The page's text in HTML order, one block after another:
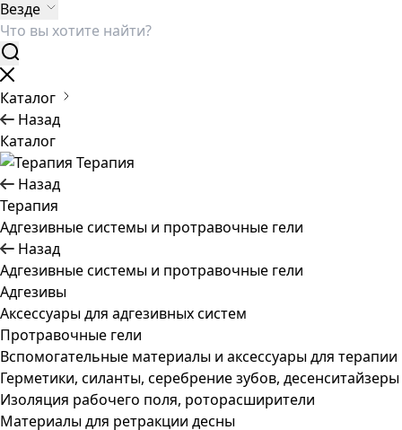
Везде
Каталог
Назад
Каталог
Терапия
Назад
Терапия
Адгезивные системы и протравочные гели
Назад
Адгезивные системы и протравочные гели
Адгезивы
Аксессуары для адгезивных систем
Протравочные гели
Вспомогательные материалы и аксессуары для терапии
Герметики, силанты, серебрение зубов, десенситайзеры
Изоляция рабочего поля, роторасширители
Материалы для ретракции десны